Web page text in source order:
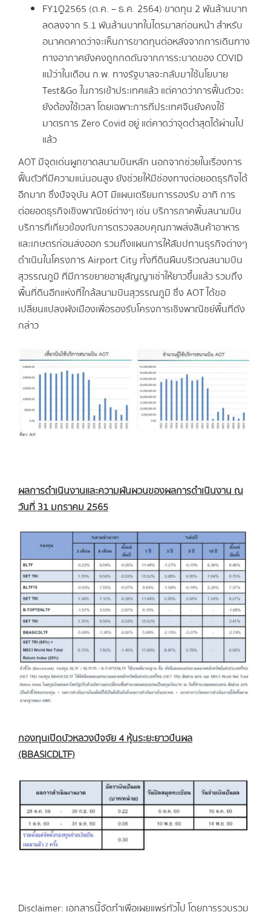
FY1Q2565 (ต.ค. – ธ.ค. 2564) ขาดทุน 2 พันล้านบาท
ลดลงจาก 5.1 พันล้านบาทในไตรมาสก่อนหน้า สำหรับ
อนาคตคาดว่าจะเห็นการขาดทุนต่อหลังจากการเดินทาง
ทางอากาศยังคงถูกกดดันจากการระบาดของ COVID
แม้ว่าในเดือน ก.พ. ทางรัฐบาลจะกลับมาใช้นโยบาย
Test&Go ในการเข้าประเทศแล้ว แต่คาดว่าการฟื้นตัวจะ
ยังต้องใช้เวลา โดยเฉพาะการที่ประเทศจีนยังคงใช้
มาตรการ Zero Covid อยู่ แต่คาดว่าจุดต่ำสุดได้ผ่านไป
แล้ว
AOT มีจุดเด่นผูกขาดสนามบินหลัก นอกจากช่วยในเรื่องการ
ฟื้นตัวที่มีความแน่นอนสูง ยังช่วยให้มีช่องทางต่อยอดธุรกิจได้
อีกมาก ซึ่งปัจจุบัน AOT มีแผนเตรียมการรองรับ อาทิ การ
ต่อยอดธุรกิจเชิงพาณิชย์ต่างๆ เช่น บริการภาคพื้นสนามบิน
บริการที่เกี่ยวข้องกับการตรวจสอบคุณภาพส่งสินค้าอาหาร
และเกษตรก่อนส่งออก รวมถึงแผนการให้สัมปทานธุรกิจต่างๆ
ดำเนินในโครงการ Airport City ทั้งที่ดินผืนบริเวณสนามบิน
สุวรรณภูมิ ที่มีการขยายอายุสัญญาเช่าให้ยาวขึ้นแล้ว รวมถึง
พื้นที่ดินอีกแห่งที่ใกล้สนามบินสุวรรณภูมิ ซึ่ง AOT ได้ขอ
เปลี่ยนแปลงผังเมืองเพื่อรองรับโครงการเชิงพาณิชย์พื้นที่ดัง
กล่าว
ผลการดำเนินงานและความผันผวนของผลการดำเนินงาน ณ
วันที่31 มกราคม 2565
กองทุนเปิดบัวหลวงปัจจัย4 หุ้นระยะยาวปันผล
(BBASICDLTF)
Disclaimer: เอกสารนี้จัดทำเพื่อเผยแพร่ทั่วไป โดยการรวบรวม